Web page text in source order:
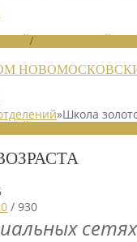
/
»Школа
/ 930
сетях